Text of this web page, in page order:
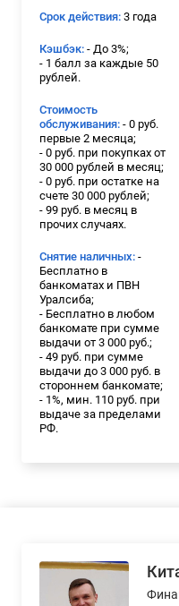
Срок действия: 3 года
Кэшбэк: - До 3%;
- 1 балл за каждые 50
рублей.
Стоимость
обслуживания: - 0 руб.
первые 2 месяца;
- 0 руб. при покупках от
30 000 рублей в месяц;
- 0 руб. при остатке на
счете 30 000 рублей;
- 99 руб. в месяц в
прочих случаях.
Снятие наличных: -
Бесплатно в
банкоматах и ПВН
Уралсиба;
- Бесплатно в любом
банкомате при сумме
выдачи от 3 000 руб.;
- 49 руб. при сумме
выдачи до 3 000 руб. в
стороннем банкомате;
- 1%, мин. 110 руб. при
выдаче за пределами
РФ.